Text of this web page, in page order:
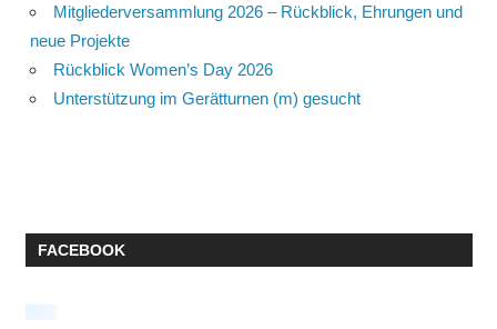
Mitgliederversammlung 2026 – Rückblick, Ehrungen und
neue Projekte
Rückblick Women’s Day 2026
Unterstützung im Gerätturnen (m) gesucht
FACEBOOK